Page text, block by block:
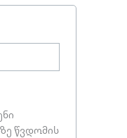
წვდომის